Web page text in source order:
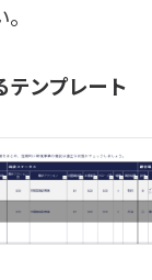
ンプレート